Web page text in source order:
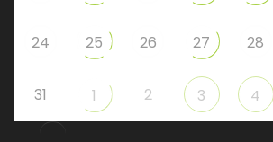
24 25 26 27 28
31 1 2 3 4